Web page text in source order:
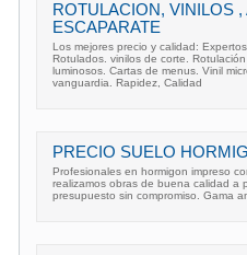
ROTULACION, VINILOS ,
ESCAPARATE
Los mejores precio y calidad:
Rotulados. vinilos de corte.
luminosos. Cartas de menus. Vinil
vanguardia. Rapidez, Calidad
PRECIO SUELO
Profesionales en hormigon impreso
realizamos obras de buena calidad a
presupuesto sin compromiso. Gama